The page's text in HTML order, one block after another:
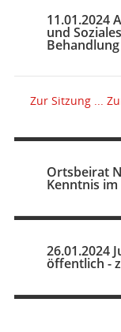
11.01.2024
und
Zur Sitzung ...
Ortsbeirat
Kenntnis im
26.01.2024
öffentlich -